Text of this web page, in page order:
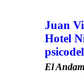
Juan
Hotel
El